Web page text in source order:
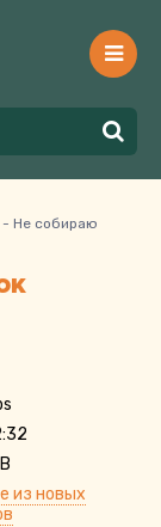
Не собираю
из новых